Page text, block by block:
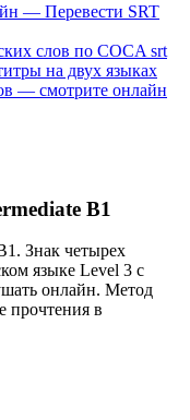
— Перевести SRT
слов по COCA srt
на двух языках
— смотрите онлайн
B1
Знак четырех
языке Level 3 с
онлайн. Метод
прочтения в